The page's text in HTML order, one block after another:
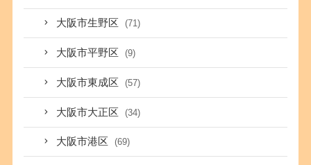
大阪市生野区 (71)
大阪市平野区 (9)
大阪市東成区 (57)
大阪市大正区 (34)
大阪市港区 (69)